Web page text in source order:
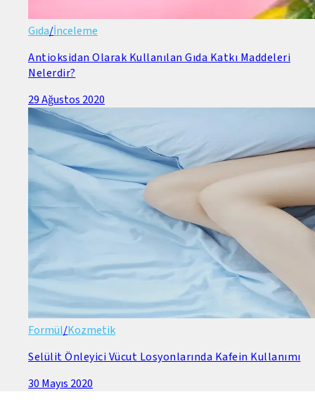
Gıda/İnceleme
Antioksidan Olarak Kullanılan Gıda Katkı Maddeleri
Nelerdir?
29 Ağustos 2020
Formül/Kozmetik
Selülit Önleyici Vücut Losyonlarında Kafein Kullanımı
30 Mayıs 2020